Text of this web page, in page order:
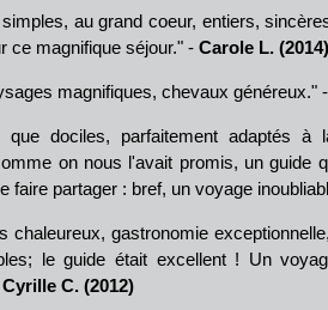
au grand coeur, entiers,
ce magnifique séjour." - Carole L. (2014)
magnifiques, chevaux généreux."
dociles, parfaitement adaptés à
on nous l'avait promis, un guide
faire partager : bref, un voyage
chaleureux, gastronomie
le guide était excellent ! Un
Cyrille C. (2012)